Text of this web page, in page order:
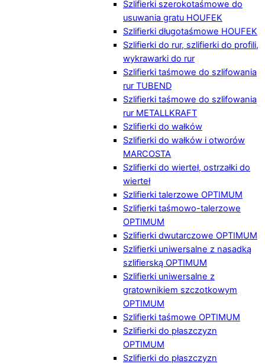
Szlifierki szerokotaśmowe do
usuwania gratu HOUFEK
Szlifierki długotaśmowe HOUFEK
Szlifierki do rur, szlifierki do profili,
wykrawarki do rur
Szlifierki taśmowe do szlifowania
rur TUBEND
Szlifierki taśmowe do szlifowania
rur METALLKRAFT
Szlifierki do wałków
Szlifierki do wałków i otworów
MARCOSTA
Szlifierki do wierteł, ostrzałki do
wierteł
Szlifierki talerzowe OPTIMUM
Szlifierki taśmowo-talerzowe
OPTIMUM
Szlifierki dwutarczowe OPTIMUM
Szlifierki uniwersalne z nasadką
szlifierską OPTIMUM
Szlifierki uniwersalne z
gratownikiem szczotkowym
OPTIMUM
Szlifierki taśmowe OPTIMUM
Szlifierki do płaszczyzn
OPTIMUM
Szlifierki do płaszczyzn